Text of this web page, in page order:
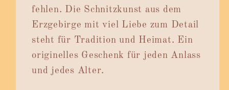
fehlen. Die Schnitzkunst aus dem
Erzgebirge mit viel Liebe zum Detail
steht für Tradition und Heimat. Ein
originelles Geschenk für jeden Anlass
und jedes Alter.